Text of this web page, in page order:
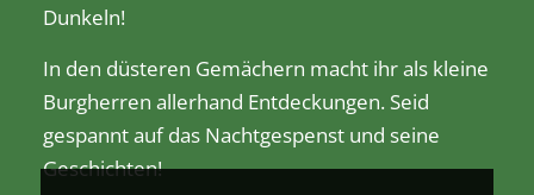
Dunkeln!
In den düsteren Gemächern macht ihr als kleine
Burgherren allerhand Entdeckungen. Seid
gespannt auf das Nachtgespenst und seine
Geschichten!